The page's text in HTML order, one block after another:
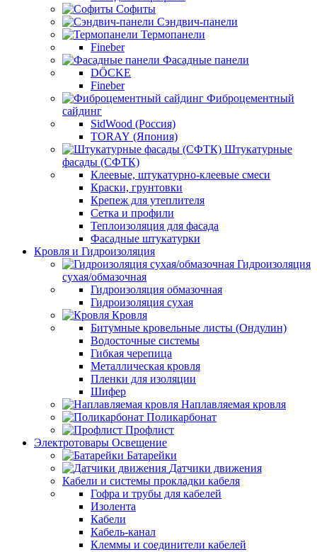
Софиты
Сэндвич-панели
Термопанели
Fineber
Фасадные панели
DÖCKE
Fineber
Фиброцементный
сайдинг
SidWood (Россия)
TORAY (Япония)
Штукатурные
фасады (СФТК)
Клеевые, штукатурно-клеевые смеси
Краски, грунтовки
Крепеж для утеплителя
Сетка и профили
Теплоизоляция для фасада
Фасадные штукатурки
Кровля и Гидроизоляция
Гидроизоляция
сухая/обмазочная
Гидроизоляция обмазочная
Гидроизоляция сухая
Кровля
Битумные кровельные листы (Ондулин)
Водосточные системы
Гибкая черепица
Металлическая кровля
Пленки для изоляции
Шифер
Наплавляемая кровля
Поликарбонат
Профлист
Электротовары Освещение
Батарейки
Датчики движения
Кабели и системы прокладки кабеля
Гофра и трубы для кабелей
Изолента
Кабели
Кабель-канал
Клеммы и соединители кабелей